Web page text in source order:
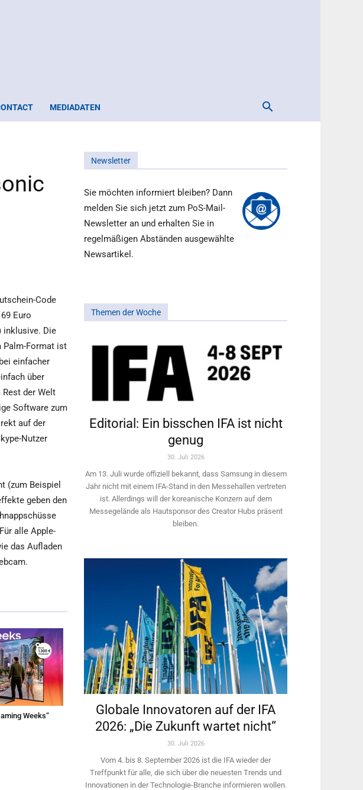
MEDIADATEN
Code
Euro
inklusive. Die
Palm-Format ist
einfacher
über
Rest der Welt
Software zum
auf der
Nutzer
(zum Beispiel
geben den
alle Apple-
das Aufladen
Weeks“
Newsletter
Sie möchten informiert bleiben? Dann
melden Sie sich jetzt zum PoS-Mail-
Newsletter an und erhalten Sie in
regelmäßigen Abständen ausgewählte
Newsartikel.
Themen der Woche
Editorial: Ein bisschen IFA ist nicht
genug
30. Juli 2026
Am 13. Juli wurde offiziell bekannt, dass Samsung in diesem
Jahr nicht mit einem IFA-Stand in den Messehallen vertreten
ist. Allerdings will ­der koreanische Konzern auf dem
Messegelände als Hautsponsor des Creator Hubs präsent
bleiben.
Globale Innovatoren auf der IFA
2026: „Die Zukunft wartet nicht“
30. Juli 2026
Vom 4. bis 8. September 2026 ist die IFA wieder der
Treffpunkt für alle, die sich über die neuesten Trends und
Innovationen in der Technologie-­Branche informieren wollen.